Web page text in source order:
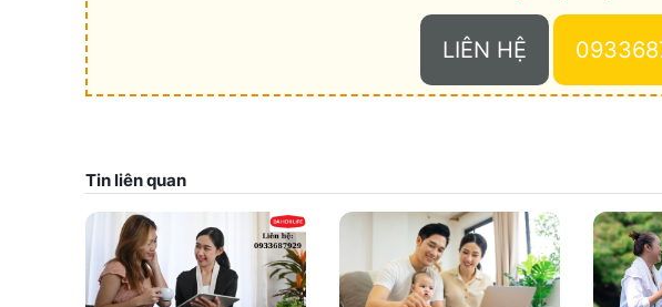
LIÊN HỆ
Tin liên quan